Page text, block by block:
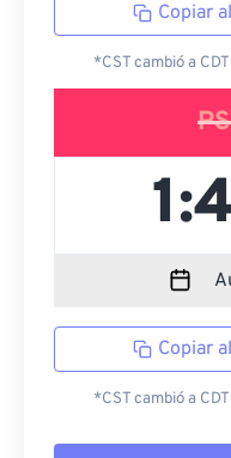
Copiar
*CST cambió a
Copiar
*CST cambió a